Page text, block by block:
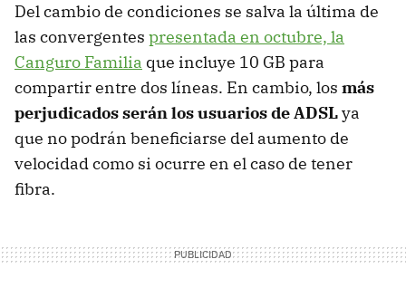
Del cambio de condiciones se salva la última de
las convergentes presentada en octubre, la
Canguro Familia que incluye 10 GB para
compartir entre dos líneas. En cambio, los más
perjudicados serán los usuarios de ADSLya
que no podrán beneficiarse del aumento de
velocidad como si ocurre en el caso de tener
fibra.